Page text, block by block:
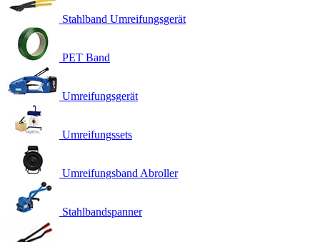
Stahlband Umreifungsgerät
PET Band
Umreifungsgerät
Umreifungssets
Umreifungsband Abroller
Stahlbandspanner